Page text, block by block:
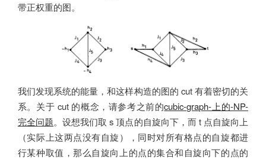
带正权重的图。
我们发现系统的能量，和这样构造的图的 cut 有着密切的关
系。关于 cut 的概念，请参考之前的cubic-graph-上的-NP-
完全问题。设想我们取 s 顶点的自旋向下，而 t 点自旋向上
（实际上这两点没有自旋），同时对所有格点的自旋都进
行某种取值，那么自旋向上的点的集合和自旋向下的点的